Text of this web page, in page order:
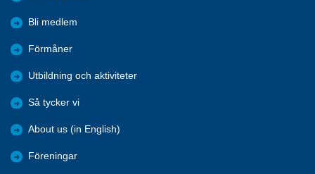
Bli medlem
Förmåner
Utbildning och aktiviteter
Så tycker vi
About us (in English)
Föreningar